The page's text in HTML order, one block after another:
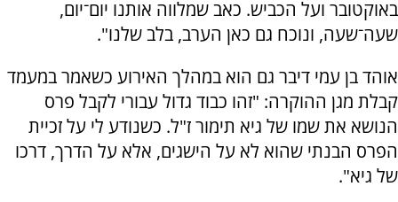
באוקטובר ועל הכביש. כאב שמלווה אותנו יום־יום,
שעה־שעה, ונוכח גם כאן הערב, בלב שלנו".
אוהד בן עמי דיבר גם הוא במהלך האירוע כשאמר במעמד
קבלת מגן ההוקרה: "זהו כבוד גדול עבורי לקבל פרס
הנושא את שמו של גיא תימור ז"ל. כשנודע לי על זכיית
הפרס הבנתי שהוא לא על הישגים, אלא על הדרך, דרכו
של גיא".